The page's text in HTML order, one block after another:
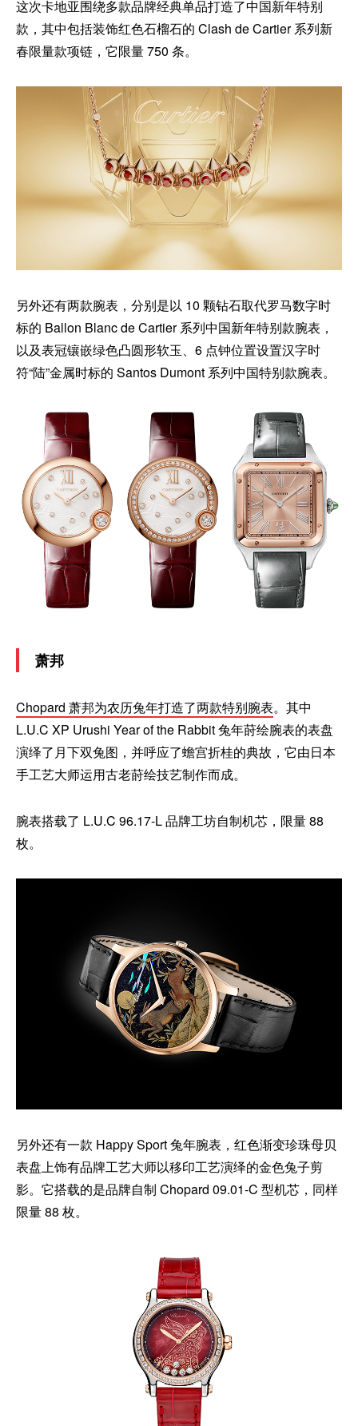
这次卡地亚围绕多款品牌经典单品打造了中国新年特别
款，其中包括装饰红色石榴石的 Clash de Cartier 系列新
春限量款项链，它限量 750 条。
另外还有两款腕表，分别是以 10 颗钻石取代罗马数字时
标的 Ballon Blanc de Cartier 系列中国新年特别款腕表，
以及表冠镶嵌绿色凸圆形软玉、6 点钟位置设置汉字时
符“陆”金属时标的 Santos Dumont 系列中国特别款腕表。
萧邦
Chopard 萧邦为农历兔年打造了两款特别腕表。其中
L.U.C XP Urushi Year of the Rabbit 兔年莳绘腕表的表盘
演绎了月下双兔图，并呼应了蟾宫折桂的典故，它由日本
手工艺大师运用古老莳绘技艺制作而成。
腕表搭载了 L.U.C 96.17-L 品牌工坊自制机芯，限量 88
枚。
另外还有一款 Happy Sport 兔年腕表，红色渐变珍珠母贝
表盘上饰有品牌工艺大师以移印工艺演绎的金色兔子剪
影。它搭载的是品牌自制 Chopard 09.01-C 型机芯，同样
限量 88 枚。